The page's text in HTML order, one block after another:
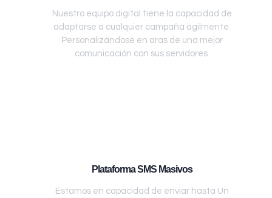
Nuestro equipo digital tiene la capacidad de
adaptarse a cualquier campaña ágilmente.
Personalizándose en aras de una mejor
comunicación con sus servidores.
Plataforma SMS Masivos
Estamos en capacidad de enviar hasta Un